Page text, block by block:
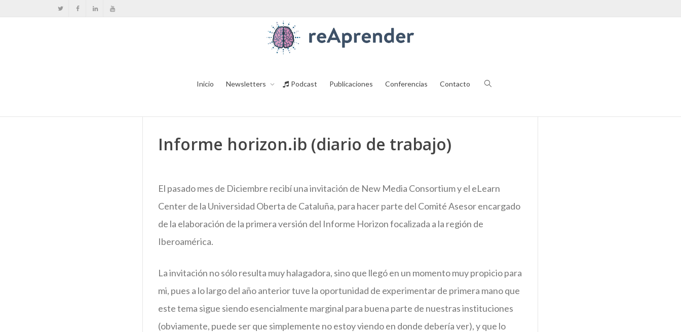
Inicio Newsletters Podcast Publicaciones Conferencias Contacto
Informe horizon.ib (diario de trabajo)
El pasado mes de Diciembre recibí una invitación de New Media Consortium y el eLearn
Center de la Universidad Oberta de Cataluña, para hacer parte del Comité Asesor encargado
de la elaboración de la primera versión del Informe Horizon focalizada a la región de
Iberoamérica.
La invitación no sólo resulta muy halagadora, sino que llegó en un momento muy propicio para
mi, pues a lo largo del año anterior tuve la oportunidad de experimentar de primera mano que
este tema sigue siendo esencialmente marginal para buena parte de nuestras instituciones
(obviamente, puede ser que simplemente no estoy viendo en donde debería ver), y que lo